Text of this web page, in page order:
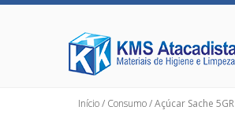
Início/ Consumo/ Açúcar Sache 5GR